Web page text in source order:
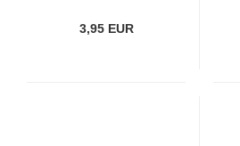
3,95 EUR